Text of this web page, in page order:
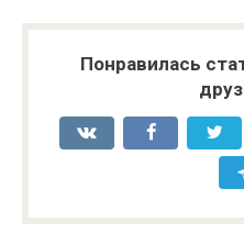
Понравилась